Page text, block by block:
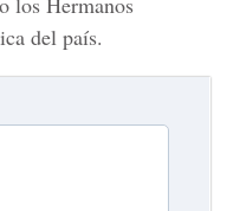
del país.